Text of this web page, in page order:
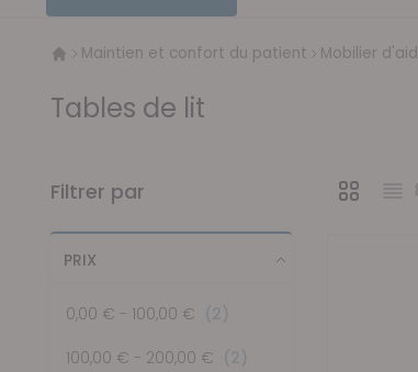
Maintien et confort du patient Mobilier
Tables de lit
Afficher
Filtrer par
PRIX
0,00 € - 100,00 € 2
articles
100,00 € - 200,00 € 2
articles